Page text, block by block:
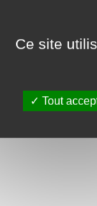
Ce site
Tout
mes données
similaires au bien